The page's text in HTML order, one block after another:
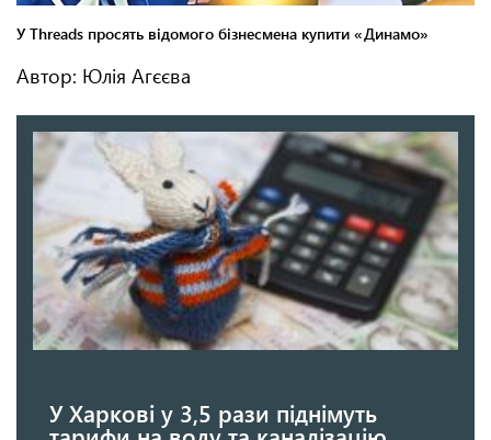
Автор: Юлія Агєєва
У Харкові у 3,5 рази піднімуть